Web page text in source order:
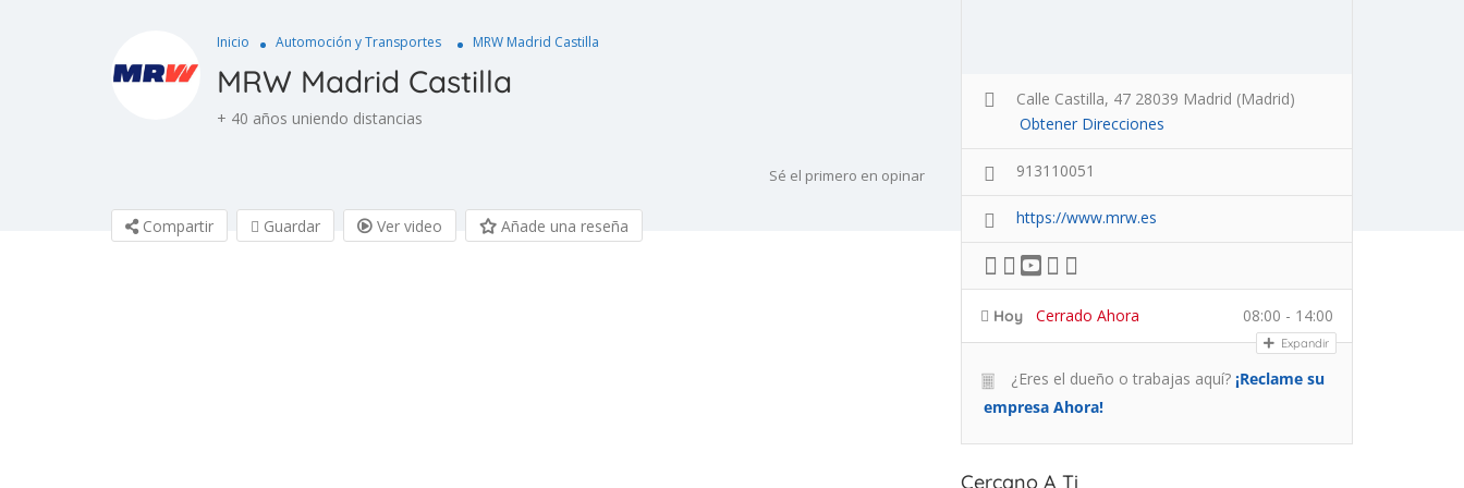
Inicio Automoción y Transportes MRW Madrid Castilla
MRW Madrid Castilla
+ 40 años uniendo distancias
Sé el primero en opinar
Compartir Guardar Ver video Añade una reseña
Calle Castilla, 47 28039 Madrid (Madrid)
Obtener Direcciones
913110051
https://www.mrw.es
Hoy Cerrado Ahora 08:00 - 14:00
Expandir
¿Eres el dueño o trabajas aquí? ¡Reclame su
empresa Ahora!
Cercano A Ti